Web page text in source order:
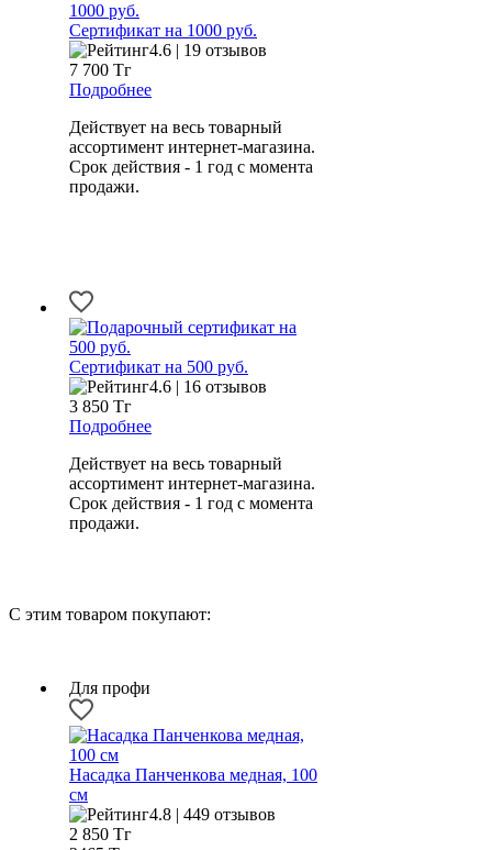
Сертификат на 1000 руб.
4.6 | 19 отзывов
7 700 Тг
Подробнее
Действует на весь товарный
ассортимент интернет-магазина.
Срок действия - 1 год с момента
продажи.
Сертификат на 500 руб.
4.6 | 16 отзывов
3 850 Тг
Подробнее
Действует на весь товарный
ассортимент интернет-магазина.
Срок действия - 1 год с момента
продажи.
С этим товаром покупают:
Для профи
Насадка Панченкова медная, 100
см
4.8 | 449 отзывов
2 850 Тг